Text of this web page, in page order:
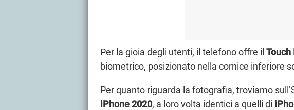
Per la gioia degli utenti, il telefono offre il Touch
biometrico, posizionato nella cornice inferiore
Per quanto riguarda la fotografia, troviamo
iPhone 2020, a loro volta identici a quelli di